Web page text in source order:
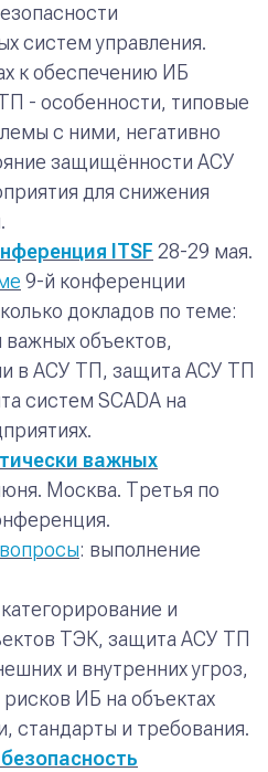
систем управления.
к обеспечению ИБ
- особенности, типовые
с ними, негативно
защищённости АСУ
для снижения
ITSF 28-29 мая.
9-й конференции
докладов по теме:
объектов,
в АСУ ТП, защита АСУ ТП
систем SCADA на
важных
Москва. Третья по
вопросы: выполнение
и
ТЭК, защита АСУ ТП
и внутренних угроз,
ИБ на объектах
стандарты и требования.